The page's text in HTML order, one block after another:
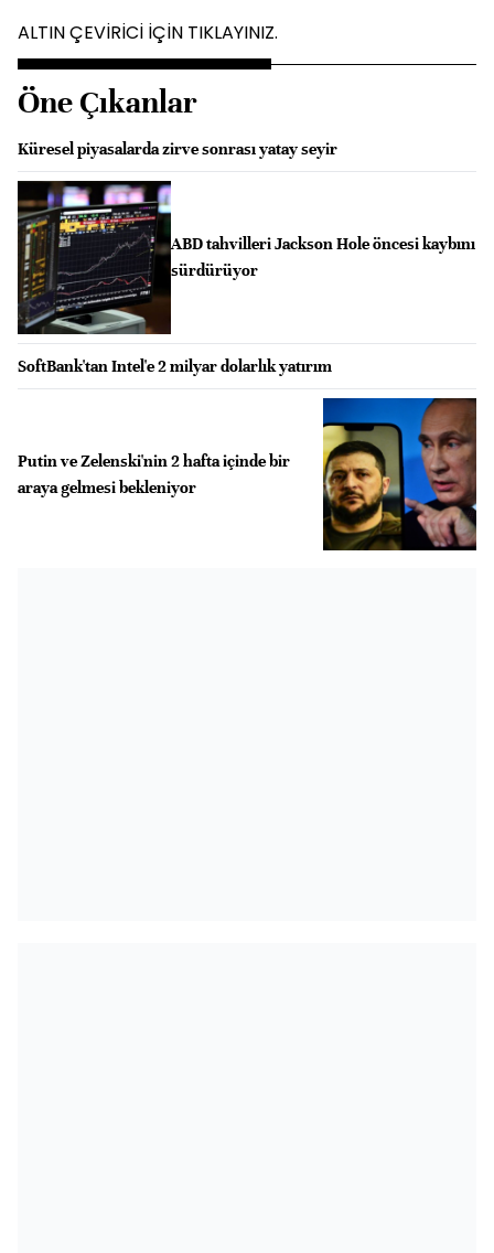
ALTIN ÇEVİRİCİ İÇİN TIKLAYINIZ.
Öne Çıkanlar
Küresel piyasalarda zirve sonrası yatay seyir
ABD tahvilleri Jackson Hole öncesi kaybını
sürdürüyor
SoftBank'tan Intel'e 2 milyar dolarlık yatırım
Putin ve Zelenski'nin 2 hafta içinde bir
araya gelmesi bekleniyor